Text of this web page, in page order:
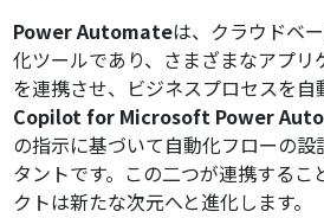
Power Automateは、クラウドベ
化ツールであり、さまざまなアプリ
を連携させ、ビジネスプロセスを自
Copilot for Microsoft Power
の指示に基づいて自動化フローの設
タントです。この二つが連携するこ
クトは新たな次元へと進化します。